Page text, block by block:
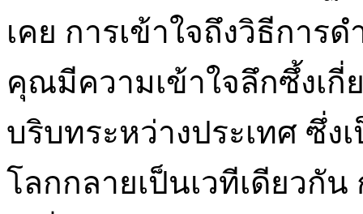
เคย การเข้าใจถึงวิธีกา
คุณมีความเข้าใจลึกซึ้งเกี่
บริบทระหว่างประเทศ ซึ่
โลกกลายเป็นเวทีเดียวกั